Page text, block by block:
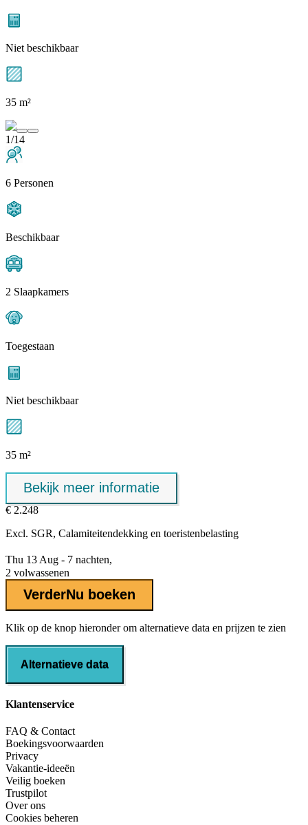
Niet beschikbaar
35 m²
1/14
6 Personen
Beschikbaar
2 Slaapkamers
Toegestaan
Niet beschikbaar
35 m²
Bekijk meer informatie
€ 2.248
Excl. SGR, Calamiteitendekking en toeristenbelasting
Thu 13 Aug - 7 nachten,
2 volwassenen
VerderNu boeken
Klik op de knop hieronder om alternatieve data en prijzen te zien
Alternatieve data
Klantenservice
FAQ & Contact
Boekingsvoorwaarden
Privacy
Vakantie-ideeën
Veilig boeken
Trustpilot
Over ons
Cookies beheren